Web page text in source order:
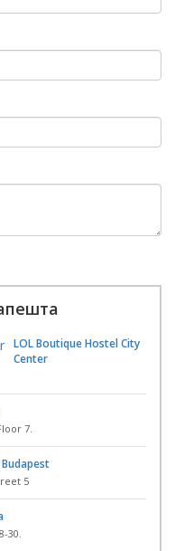
LOL Boutique Hostel City
Center
7.
5
30.